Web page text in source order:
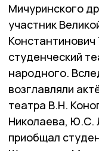
Мичуринского
участник
студенческий
народного.
возглавляли
театра В.Н.
Николаева, Ю.С.
приобщал